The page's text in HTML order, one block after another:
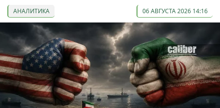
АНАЛИТИКА 06 АВГУСТА 2026 14:16